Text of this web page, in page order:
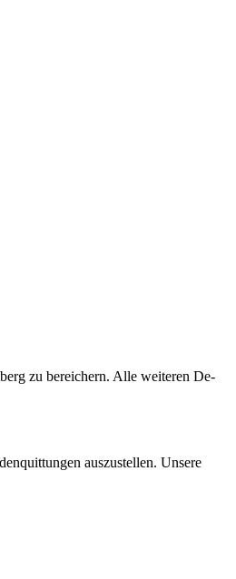
zu be­rei­chern. Alle wei­te­ren De­
aus­zu­stel­len. Un­se­re